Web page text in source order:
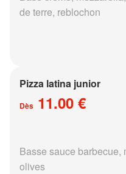
de terre, reblochon
Pizza latina junior
Dès 11.00 €
Basse sauce barbecue,
olives